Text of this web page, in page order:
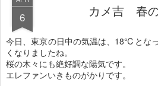
6 カメ吉 春
今日、東京の日中の気温は、18℃とな
くなりましたね。
桜の木々にも絶好調な陽気です。
エレファンいきものがかりです。